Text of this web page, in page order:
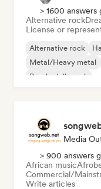
> 1600 answers
Alternative rock
License or
Alternative rock
Metal/Heavy metal
Psychedelic rock
Media
> 900 answers
African music
Commercial/
Write articles